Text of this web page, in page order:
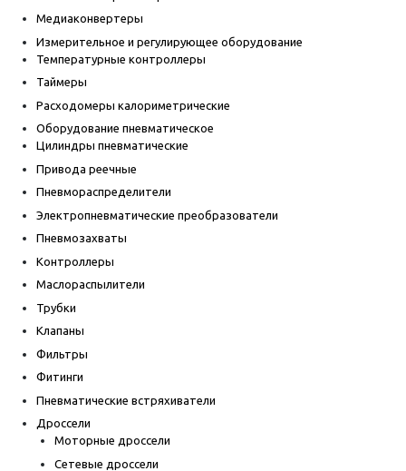
Медиаконвертеры
Измерительное и регулирующее оборудование
Температурные контроллеры
Таймеры
Расходомеры калориметрические
Оборудование пневматическое
Цилиндры пневматические
Привода реечные
Пневмораспределители
Электропневматические преобразователи
Пневмозахваты
Контроллеры
Маслораспылители
Трубки
Клапаны
Фильтры
Фитинги
Пневматические встряхиватели
Дроссели
Моторные дроссели
Сетевые дроссели